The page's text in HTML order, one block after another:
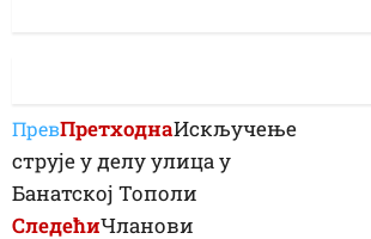
ПревПретходнаИскључење
струје у делу улица у
Банатској Тополи
СледећиЧланови